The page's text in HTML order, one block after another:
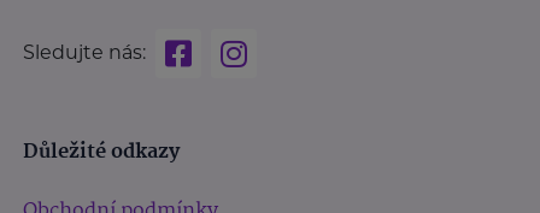
Sledujte nás:
Důležité odkazy